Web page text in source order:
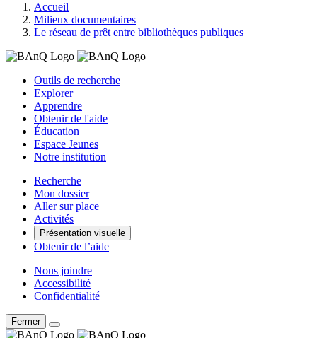
Accueil
Milieux documentaires
Le réseau de prêt entre bibliothèques publiques
Outils de recherche
Explorer
Apprendre
Obtenir de l'aide
Éducation
Espace Jeunes
Notre institution
Recherche
Mon dossier
Aller sur place
Activités
Présentation visuelle
Obtenir de l’aide
Nous joindre
Accessibilité
Confidentialité
Fermer